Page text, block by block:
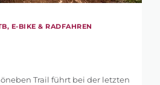
E-BIKE & RADFAHREN
Trail führt bei der letzten